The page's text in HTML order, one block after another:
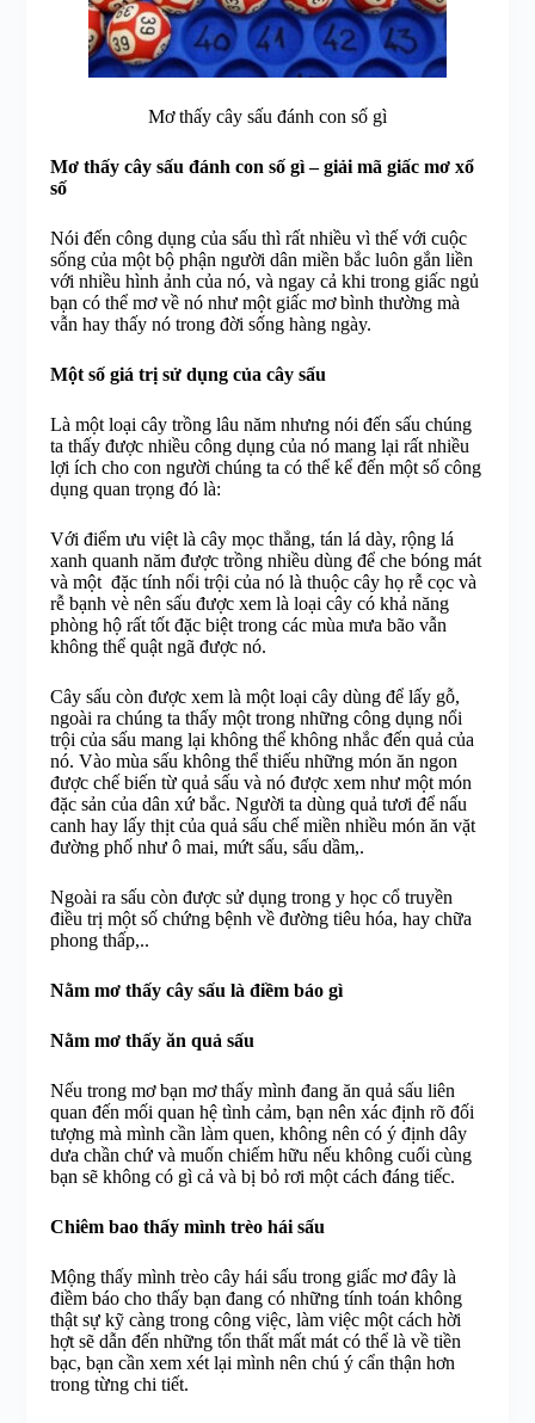
Mơ thấy cây sấu đánh con số gì
Mơ thấy cây sấu đánh con số gì – giải mã giấc mơ xổ
số
Nói đến công dụng của sấu thì rất nhiều vì thế với cuộc
sống của một bộ phận người dân miền bắc luôn gắn liền
với nhiều hình ảnh của nó, và ngay cả khi trong giấc ngủ
bạn có thể mơ về nó như một giấc mơ bình thường mà
vẫn hay thấy nó trong đời sống hàng ngày.
Một số giá trị sử dụng của cây sấu
Là một loại cây trồng lâu năm nhưng nói đến sấu chúng
ta thấy được nhiều công dụng của nó mang lại rất nhiều
lợi ích cho con người chúng ta có thể kể đến một số công
dụng quan trọng đó là:
Với điểm ưu việt là cây mọc thẳng, tán lá dày, rộng lá
xanh quanh năm được trồng nhiều dùng để che bóng mát
và một đặc tính nổi trội của nó là thuộc cây họ rễ cọc và
rễ bạnh vè nên sấu được xem là loại cây có khả năng
phòng hộ rất tốt đặc biệt trong các mùa mưa bão vẫn
không thể quật ngã được nó.
Cây sấu còn được xem là một loại cây dùng để lấy gỗ,
ngoài ra chúng ta thấy một trong những công dụng nổi
trội của sấu mang lại không thể không nhắc đến quả của
nó. Vào mùa sấu không thể thiếu những món ăn ngon
được chế biến từ quả sấu và nó được xem như một món
đặc sản của dân xứ bắc. Người ta dùng quả tươi để nấu
canh hay lấy thịt của quả sấu chế miền nhiều món ăn vặt
đường phố như ô mai, mứt sấu, sấu dầm,.
Ngoài ra sấu còn được sử dụng trong y học cổ truyền
điều trị một số chứng bệnh về đường tiêu hóa, hay chữa
phong thấp,..
Nằm mơ thấy cây sấu là điềm báo gì
Nằm mơ thấy ăn quả sấu
Nếu trong mơ bạn mơ thấy mình đang ăn quả sấu liên
quan đến mối quan hệ tình cảm, bạn nên xác định rõ đối
tượng mà mình cần làm quen, không nên có ý định dây
dưa chần chứ và muốn chiếm hữu nếu không cuối cùng
bạn sẽ không có gì cả và bị bỏ rơi một cách đáng tiếc.
Chiêm bao thấy mình trèo hái sấu
Mộng thấy mình trèo cây hái sấu trong giấc mơ đây là
điềm báo cho thấy bạn đang có những tính toán không
thật sự kỹ càng trong công việc, làm việc một cách hời
hợt sẽ dẫn đến những tổn thất mất mát có thể là về tiền
bạc, bạn cần xem xét lại mình nên chú ý cẩn thận hơn
trong từng chi tiết.